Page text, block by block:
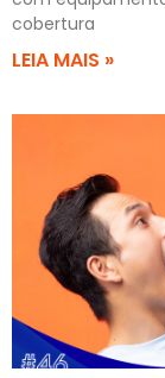
cobertura
LEIA MAIS »